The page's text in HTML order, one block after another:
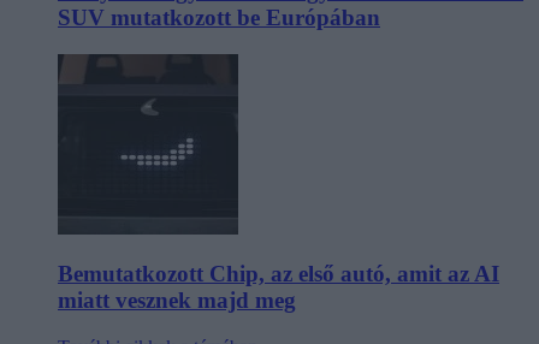
SUV mutatkozott be Európában
Bemutatkozott Chip, az első autó, amit az AI
miatt vesznek majd meg